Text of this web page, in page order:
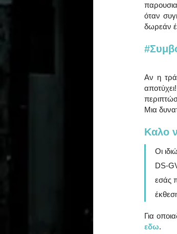
όταν
δωρεάν
Αν η
Μια
Καλο
Οι
DS-
εσάς
εδω.